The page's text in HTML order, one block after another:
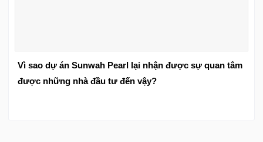
Vì sao dự án Sunwah Pearl lại nhận được sự quan tâm
được những nhà đầu tư đến vậy?